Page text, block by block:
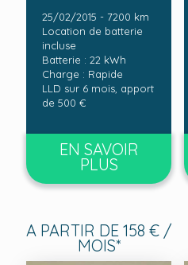
25/02/2015 - 7200 km
Location de batterie
incluse
Batterie : 22 kWh
Charge : Rapide
LLD sur 6 mois, apport
de 500 €
EN SAVOIR
PLUS
A PARTIR DE 158 € /
MOIS*